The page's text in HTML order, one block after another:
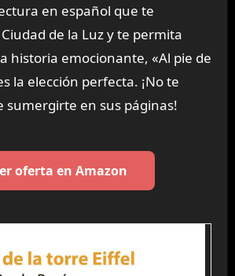
en español que te
de la Luz y te permita
historia emocionante, «Al pie de
la elección perfecta. ¡No te
sumergirte en sus páginas!
oferta en Amazon